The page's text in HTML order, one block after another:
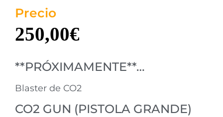
Precio
250,00€
**PRÓXIMAMENTE**…
Blaster de CO2
CO2 GUN (PISTOLA GRANDE)